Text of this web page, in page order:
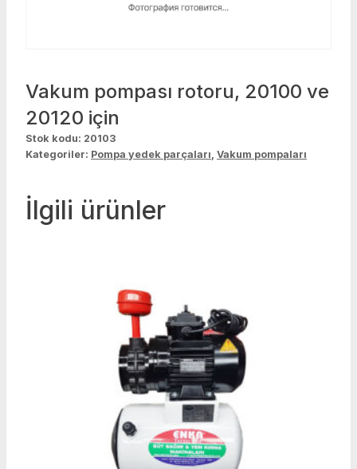
Vakum pompası rotoru, 20100 ve
20120 için
Stok kodu: 20103
Kategoriler: Pompa yedek parçaları, Vakum pompaları
İlgili ürünler